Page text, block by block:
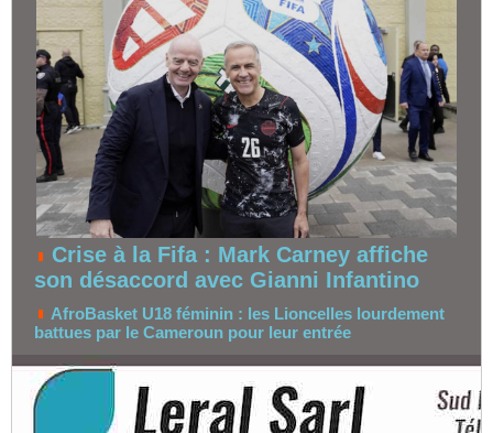
Crise à la Fifa : Mark Carney affiche
son désaccord avec Gianni Infantino
AfroBasket U18 féminin : les Lioncelles lourdement
battues par le Cameroun pour leur entrée